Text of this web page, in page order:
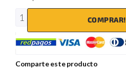
COMPRAR!
Comparte este producto